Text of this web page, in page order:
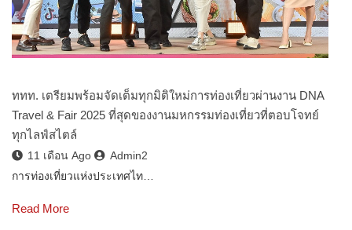
ททท. เตรียมพร้อมจัดเต็มทุกมิติใหม่การท่องเที่ยวผ่านงาน DNA
Travel & Fair 2025 ที่สุดของงานมหกรรมท่องเที่ยวที่ตอบโจทย์
ทุกไลฟ์สไตล์
11 เดือน Ago
Admin2
การท่องเที่ยวแห่งประเทศไท…
Read More